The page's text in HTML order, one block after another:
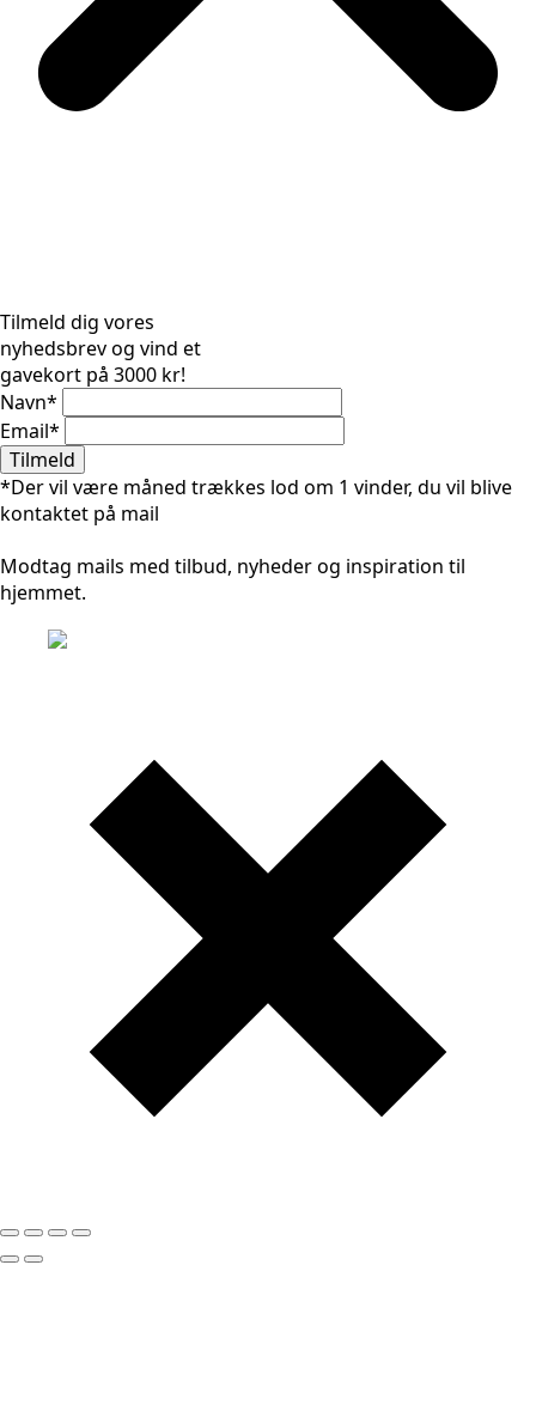
Tilmeld dig vores
nyhedsbrev og vind et
gavekort på 3000 kr!
Navn*
Email*
Tilmeld
*Der vil være måned trækkes lod om 1 vinder, du vil blive
kontaktet på mail
Modtag mails med tilbud, nyheder og inspiration til
hjemmet.